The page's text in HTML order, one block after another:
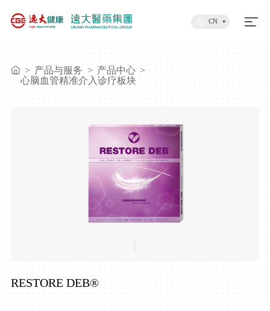
CN
> 产品与服务 > 产品中心 >
心脑血管精准介入诊疗板块
RESTORE DEB®